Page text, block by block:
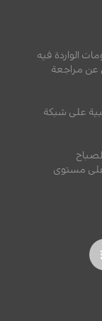
الواردة فيه
عن مراجعة
على شبكة
مستوى